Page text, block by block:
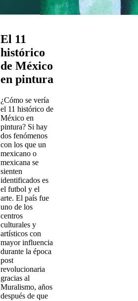
El 11
histórico
de México
en pintura
¿Cómo se vería
el 11 histórico de
México en
pintura? Si hay
dos fenómenos
con los que un
mexicano o
mexicana se
sienten
identificados es
el futbol y el
arte. El país fue
uno de los
centros
culturales y
artísticos con
mayor influencia
durante la época
post
revolucionaria
gracias al
Muralismo, años
después de que